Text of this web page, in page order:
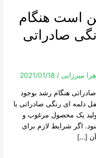
است هنگام
صادراتی
میرزایی/
2021/01/18
هنگام رشد بوجود
دلمه ای رنگی صادراتی با
یک محصول مرغوب و
اگر شرایط لازم برای
آن […]